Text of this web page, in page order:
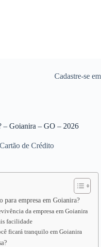
Cadastre-se em
– Goianira – GO – 2026
Cartão de Crédito
para empresa em Goianira?
da empresa em Goianira
facilidade
ficará tranquilo em Goianira